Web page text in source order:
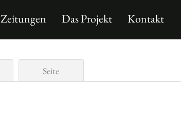
Zeitungen Das Projekt Kontakt
Seite